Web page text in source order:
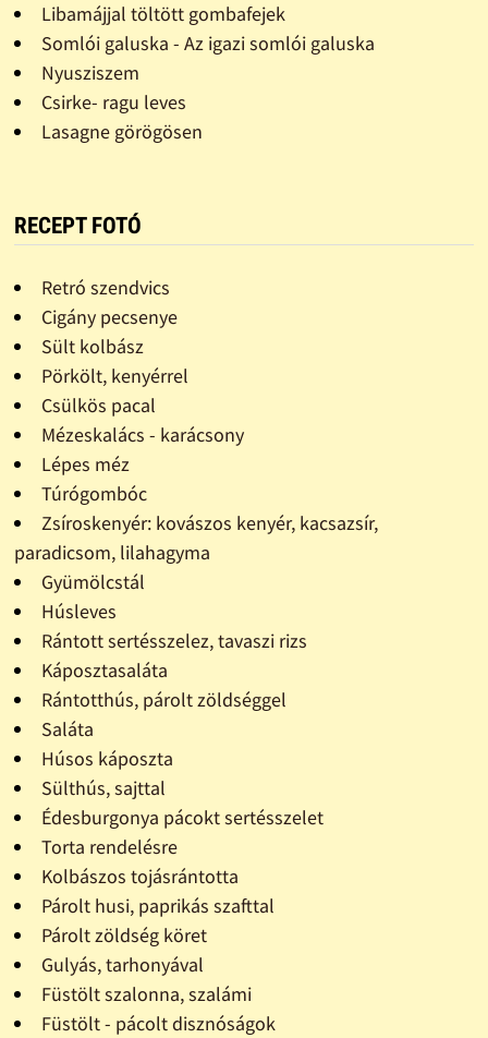
Libamájjal töltött gombafejek
Somlói galuska - Az igazi somlói galuska
Nyusziszem
Csirke- ragu leves
Lasagne görögösen
RECEPT FOTÓ
Retró szendvics
Cigány pecsenye
Sült kolbász
Pörkölt, kenyérrel
Csülkös pacal
Mézeskalács - karácsony
Lépes méz
Túrógombóc
Zsíroskenyér: kovászos kenyér, kacsazsír,
paradicsom, lilahagyma
Gyümölcstál
Húsleves
Rántott sertésszelez, tavaszi rizs
Káposztasaláta
Rántotthús, párolt zöldséggel
Saláta
Húsos káposzta
Sülthús, sajttal
Édesburgonya pácokt sertésszelet
Torta rendelésre
Kolbászos tojásrántotta
Párolt husi, paprikás szafttal
Párolt zöldség köret
Gulyás, tarhonyával
Füstölt szalonna, szalámi
Füstölt - pácolt disznóságok